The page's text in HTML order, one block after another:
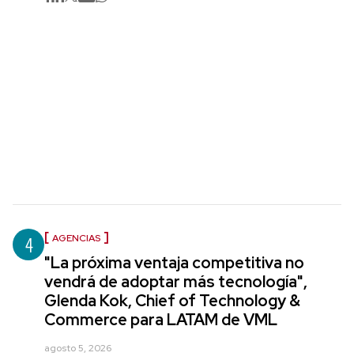
4 AGENCIAS
"La próxima ventaja competitiva no
vendrá de adoptar más tecnología",
Glenda Kok, Chief of Technology &
Commerce para LATAM de VML
agosto 5, 2026